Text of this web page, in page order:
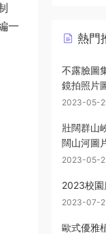
一
熱門
不露臉圖
鏡拍照片
2023-05-
壯闊群山
闊山河圖
2023-05-
2023校
2023-07-
歐式優雅